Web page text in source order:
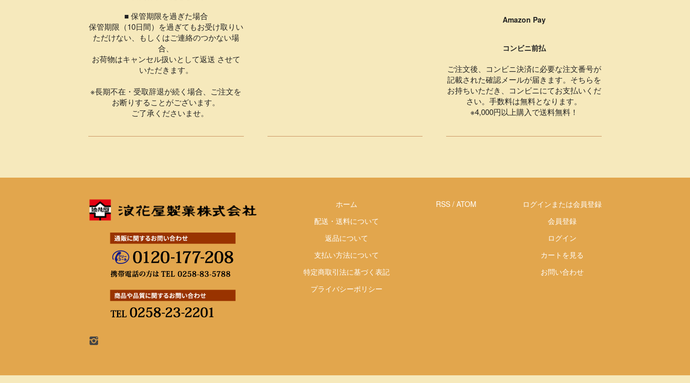
■ 保管期限を過ぎた場合
保管期限（10日間）を過ぎてもお受け取りい
ただけない、もしくはご連絡のつかない場
合、
お荷物はキャンセル扱いとして返送 させて
いただきます。
※長期不在・受取辞退が続く場合、ご注文を
お断りすることがございます。
ご了承くださいませ。
Amazon Pay
コンビニ前払
ご注文後、コンビニ決済に必要な注文番号が
記載された確認メールが届きます。そちらを
お持ちいただき、コンビニにてお支払いくだ
さい。手数料は無料となります。
※4,000円以上購入で送料無料！
ホーム
配送・送料について
返品について
支払い方法について
特定商取引法に基づく表記
プライバシーポリシー
RSS / ATOM
ログインまたは会員登録
会員登録
ログイン
カートを見る
お問い合わせ